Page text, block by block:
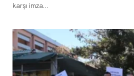
karşı imza…